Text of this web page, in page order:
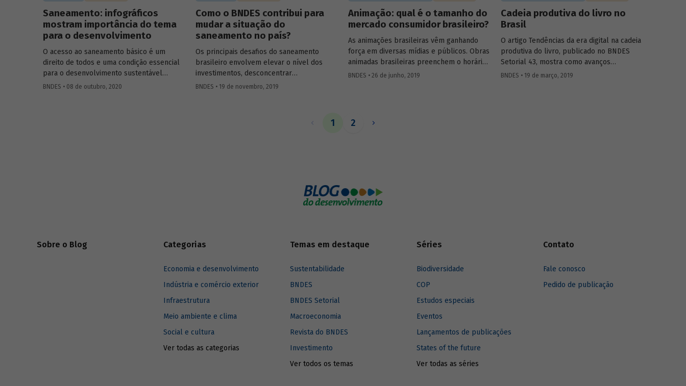
Saneamento: infográficos
mostram importância do tema
para o desenvolvimento
O acesso ao saneamento básico é um
direito de todos e uma condição essencial
para o desenvolvimento sustentável
brasileiro. Para que você entenda a
BNDES • 08 de outubro, 2020
Como o BNDES contribui para
mudar a situação do
saneamento no país?
Os principais desafios do saneamento
brasileiro envolvem elevar o nível dos
investimentos, desconcentrar
regionalmente a aplicação dos recursos e,
BNDES • 19 de novembro, 2019
Animação: qual é o tamanho do
mercado consumidor brasileiro?
As animações brasileiras vêm ganhando
força em diversas mídias e públicos. Obras
animadas brasileiras preenchem o horário
nobre dos canais de TV paga e passam a
Show da Luna
números do mercado consumidor de
animação no Brasil.
BNDES • 26 de junho, 2019
Cadeia produtiva do livro no
Brasil
O artigo Tendências da era digital na cadeia
produtiva do livro, publicado no BNDES
Setorial 43, mostra como avanços
tecnológicos têm provocado profundas
BNDES • 19 de março, 2019
1 2
Sobre o Blog Categorias
Economia e desenvolvimento
Indústria e comércio exterior
Infraestrutura
Meio ambiente e clima
Social e cultura
Ver todas as categorias
Temas em destaque
Sustentabilidade
BNDES
BNDES Setorial
Macroeconomia
Revista do BNDES
Investimento
Ver todos os temas
Séries
Biodiversidade
COP
Estudos especiais
Eventos
Lançamentos de publicações
States of the future
Ver todas as séries
Contato
Fale conosco
Pedido de publicação